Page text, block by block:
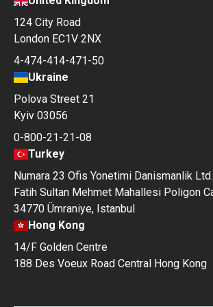
124 City Road
London EC1V 2NX
4-474-414-471-50
Ukraine
Polova Street 21
Kyiv 03056
0-800-21-21-08
Turkey
Numara 23 Ofis Yonetimi Danismanlik
Fatih Sultan Mehmet Mahallesi Poligon
34770 Ümraniye, Istanbul
Hong Kong
14/F Golden Centre
188 Des Voeux Road Central Hong Kong